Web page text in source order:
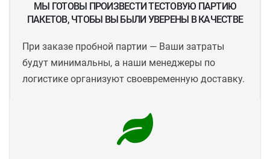
МЫ ГОТОВЫ ПРОИЗВЕСТИ ТЕСТОВУЮ ПАРТИЮ
ПАКЕТОВ, ЧТОБЫ ВЫ БЫЛИ УВЕРЕНЫ В КАЧЕСТВЕ
При заказе пробной партии — Ваши затраты
будут минимальны, а наши менеджеры по
логистике организуют своевременную доставку.